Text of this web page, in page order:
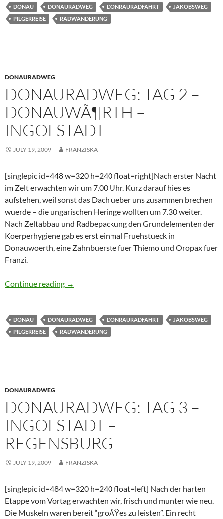
DONAU DONAURADWEG DONRAURADFAHRT
JAKOBSWEG
PILGERREISE
RADWANDERUNG
DONAURADWEG
DONAURADWEG: TAG 2 –
DONAUWÃ¶RTH –
INGOLSTADT
JULY 19, 2009 FRANZISKA
[singlepic id=448 w=320 h=240 float=right]Nach erster Nacht
im Zelt erwachten wir um 7.00 Uhr. Kurz darauf hies es
aufstehen, weil sonst das Dach ueber uns zusammen brechen
wuerde – die ungarischen Heringe wollten um 7.30 weiter.
Nach Zeltabbau und Radbepackung den Grundelementen der
Koerperhygiene gab es erst einmal Fruehstueck in
Donauwoerth, eine Zahnbuerste fuer Thiemo und Oropax fuer
Franzi.
Continue reading Donauradweg: Tag 2 – DonauwÃ¶rth –
→
DONAU DONAURADWEG DONRAURADFAHRT
JAKOBSWEG
PILGERREISE
RADWANDERUNG
DONAURADWEG
DONAURADWEG: TAG 3 –
INGOLSTADT –
REGENSBURG
JULY 19, 2009 FRANZISKA
[singlepic id=484 w=320 h=240 float=left] Nach der harten
Etappe vom Vortag erwachten wir, frisch und munter wie neu.
Die Muskeln waren bereit “groÃŸes zu leisten”. Ein recht